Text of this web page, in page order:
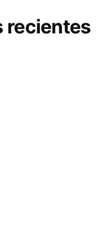
recientes